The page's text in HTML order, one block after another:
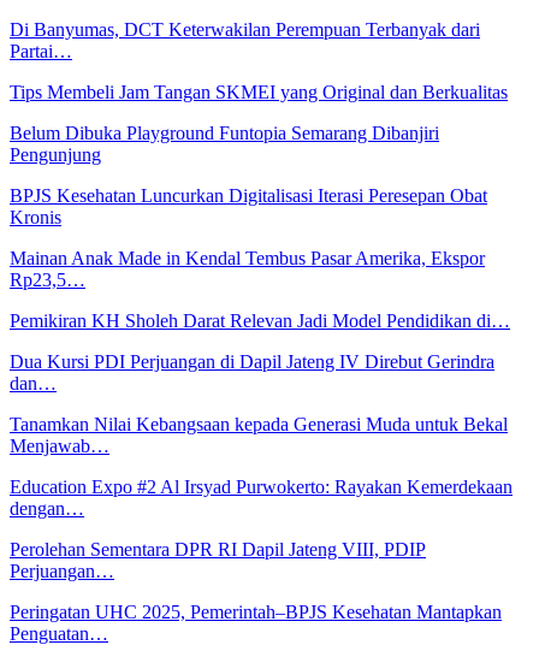
Di Banyumas, DCT Keterwakilan Perempuan Terbanyak dari
Partai…
Tips Membeli Jam Tangan SKMEI yang Original dan Berkualitas
Belum Dibuka Playground Funtopia Semarang Dibanjiri
Pengunjung
BPJS Kesehatan Luncurkan Digitalisasi Iterasi Peresepan Obat
Kronis
Mainan Anak Made in Kendal Tembus Pasar Amerika, Ekspor
Rp23,5…
Pemikiran KH Sholeh Darat Relevan Jadi Model Pendidikan di…
Dua Kursi PDI Perjuangan di Dapil Jateng IV Direbut Gerindra
dan…
Tanamkan Nilai Kebangsaan kepada Generasi Muda untuk Bekal
Menjawab…
Education Expo #2 Al Irsyad Purwokerto: Rayakan Kemerdekaan
dengan…
Perolehan Sementara DPR RI Dapil Jateng VIII, PDIP
Perjuangan…
Peringatan UHC 2025, Pemerintah–BPJS Kesehatan Mantapkan
Penguatan…